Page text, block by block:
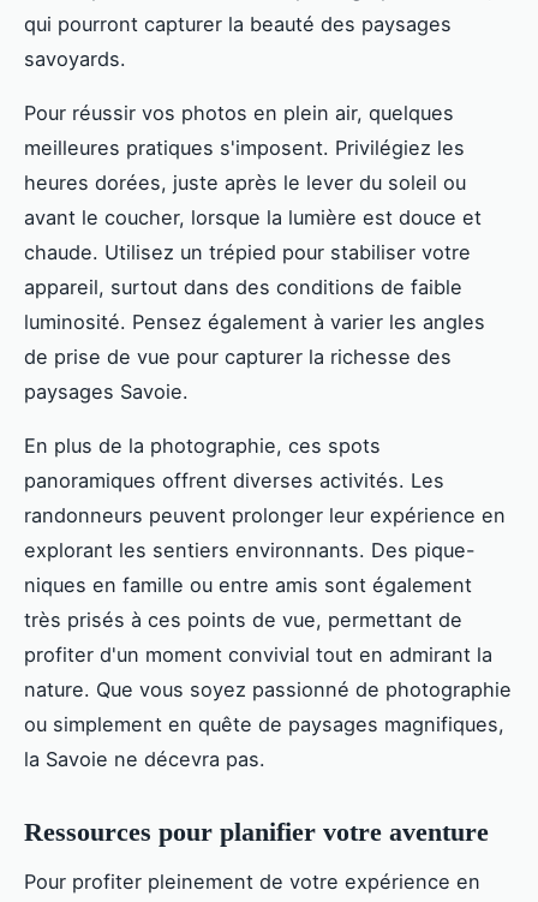
qui pourront capturer la beauté des paysages
savoyards.
Pour réussir vos photos en plein air, quelques
meilleures pratiques s'imposent. Privilégiez les
heures dorées, juste après le lever du soleil ou
avant le coucher, lorsque la lumière est douce et
chaude. Utilisez un trépied pour stabiliser votre
appareil, surtout dans des conditions de faible
luminosité. Pensez également à varier les angles
de prise de vue pour capturer la richesse des
paysages Savoie.
En plus de la photographie, ces spots
panoramiques offrent diverses activités. Les
randonneurs peuvent prolonger leur expérience en
explorant les sentiers environnants. Des pique-
niques en famille ou entre amis sont également
très prisés à ces points de vue, permettant de
profiter d'un moment convivial tout en admirant la
nature. Que vous soyez passionné de photographie
ou simplement en quête de paysages magnifiques,
la Savoie ne décevra pas.
Ressources pour planifier votre aventure
Pour profiter pleinement de votre expérience en